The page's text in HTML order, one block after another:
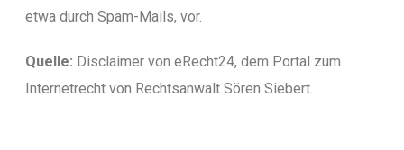
etwa durch Spam-Mails, vor.
Quelle: Disclaimer von eRecht24, dem Portal zum
Internetrecht von Rechtsanwalt Sören Siebert.